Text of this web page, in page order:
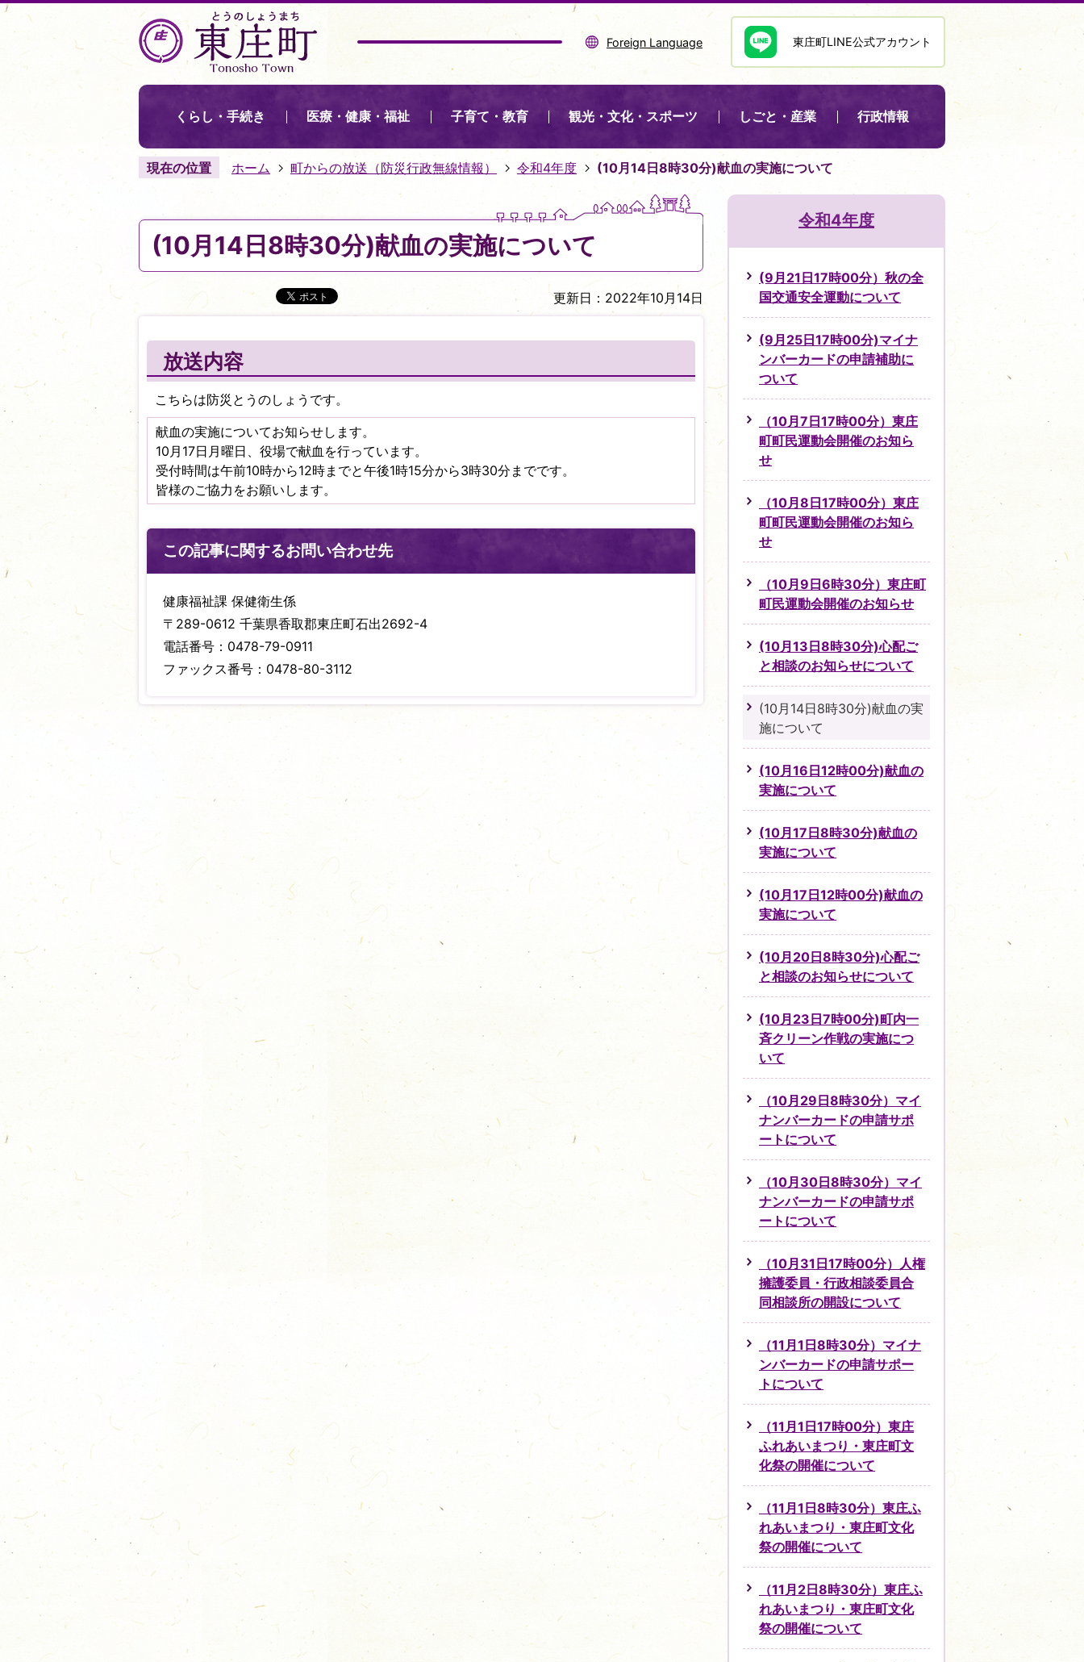
Foreign Language 東庄町LINE公式アカウント
くらし・手続き 医療・健康・福祉 子育て・教育 観光・文化・スポーツ しごと・産業 行政情報
現在の位置 ホーム 町からの放送（防災行政無線情報） 令和4年度 (10月14日8時30分)献血の実施について
(10月14日8時30分)献血の実施について
更新日：2022年10月14日
放送内容
こちらは防災とうのしょうです。
献血の実施についてお知らせします。
10月17日月曜日、役場で献血を行っています。
受付時間は午前10時から12時までと午後1時15分から3時30分までです。
皆様のご協力をお願いします。
この記事に関するお問い合わせ先
健康福祉課 保健衛生係
〒289-0612 千葉県香取郡東庄町石出2692-4
電話番号：0478-79-0911
ファックス番号：0478-80-3112
令和4年度
(9月21日17時00分）秋の全
国交通安全運動について
(9月25日17時00分)マイナ
ンバーカードの申請補助に
ついて
（10月7日17時00分）東庄
町町民運動会開催のお知ら
せ
（10月8日17時00分）東庄
町町民運動会開催のお知ら
せ
（10月9日6時30分）東庄町
町民運動会開催のお知らせ
(10月13日8時30分)心配ご
と相談のお知らせについて
(10月14日8時30分)献血の実
施について
(10月16日12時00分)献血の
実施について
(10月17日8時30分)献血の
実施について
(10月17日12時00分)献血の
実施について
(10月20日8時30分)心配ご
と相談のお知らせについて
(10月23日7時00分)町内一
斉クリーン作戦の実施につ
いて
（10月29日8時30分）マイ
ナンバーカードの申請サポ
ートについて
（10月30日8時30分）マイ
ナンバーカードの申請サポ
ートについて
（10月31日17時00分）人権
擁護委員・行政相談委員合
同相談所の開設について
（11月1日8時30分）マイナ
ンバーカードの申請サポー
トについて
（11月1日17時00分）東庄
ふれあいまつり・東庄町文
化祭の開催について
（11月1日8時30分）東庄ふ
れあいまつり・東庄町文化
祭の開催について
（11月2日8時30分）東庄ふ
れあいまつり・東庄町文化
祭の開催について